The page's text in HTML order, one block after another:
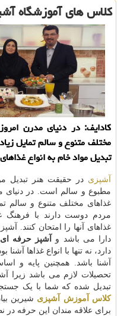
كلاس های آموزشگاه
كادایف: در دنیای مدرن
مختلف متنوع و سالم تمایل
تبدیل مواد خام به انواع
آشپزی در حقیقت هنر تبدیل
مطبوع و سالم است. در دنیای
غذاهای مختلف متنوع و سالم
مردم دوست دارند با فرهنگ
غذاهای آنها را امتحان کنند.
دارا می باشد و آشپز حرفه ای
دارد، نه تنها با انواع غذاها
آشنا باشد. همچنین پایه و
تحصیلات لازم می باشد زیرا
تبدیل شده که شما با یک
کلاس آموزش آشپزی شیرین
برای علاقه مندان این حرفه